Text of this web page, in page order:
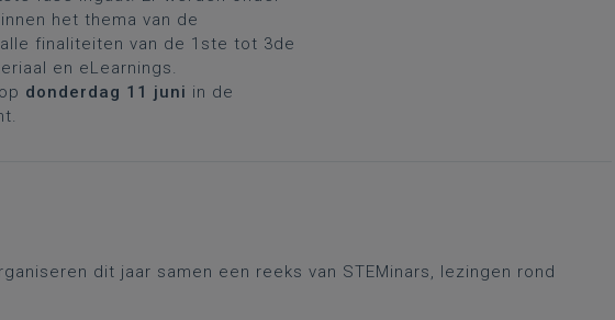
het thema van de
finaliteiten van de 1ste tot 3de
en eLearnings.
donderdag 11 juni in de
dit jaar samen een reeks van STEMinars, lezingen rond